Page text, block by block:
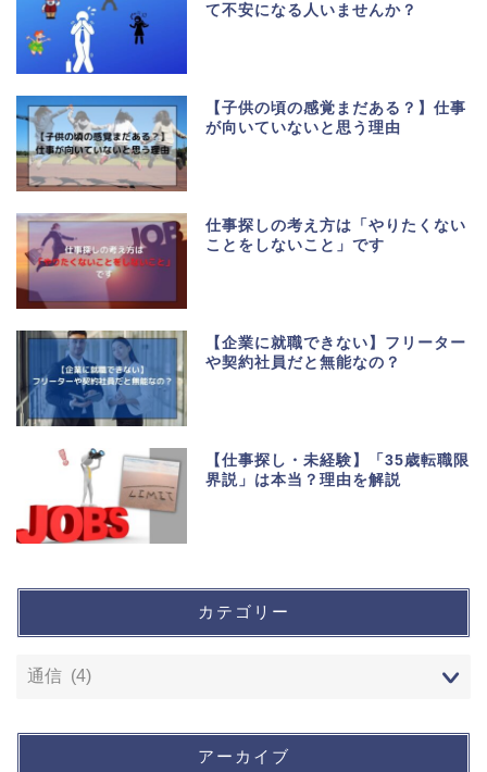
て不安になる人いませんか？
【子供の頃の感覚まだある？】仕事
が向いていないと思う理由
仕事探しの考え方は「やりたくない
ことをしないこと」です
【企業に就職できない】フリーター
や契約社員だと無能なの？
【仕事探し・未経験】「35歳転職限
界説」は本当？理由を解説
カテゴリー
アーカイブ